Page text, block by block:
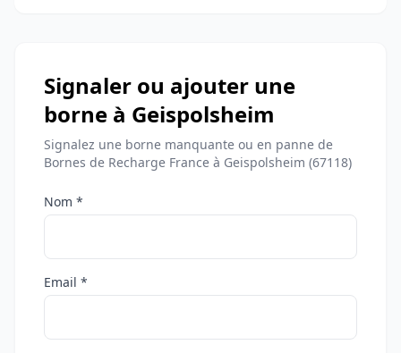
Signaler ou ajouter une
borne à Geispolsheim
Signalez une borne manquante ou en panne de
Bornes de Recharge France à Geispolsheim (67118)
Nom *
Email *